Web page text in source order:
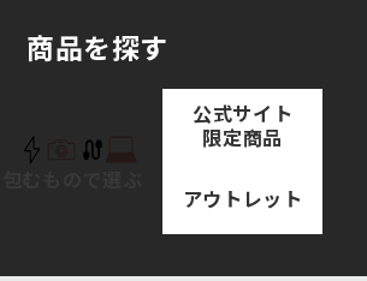
商品を探す
公式サイト
限定商品
アウトレット